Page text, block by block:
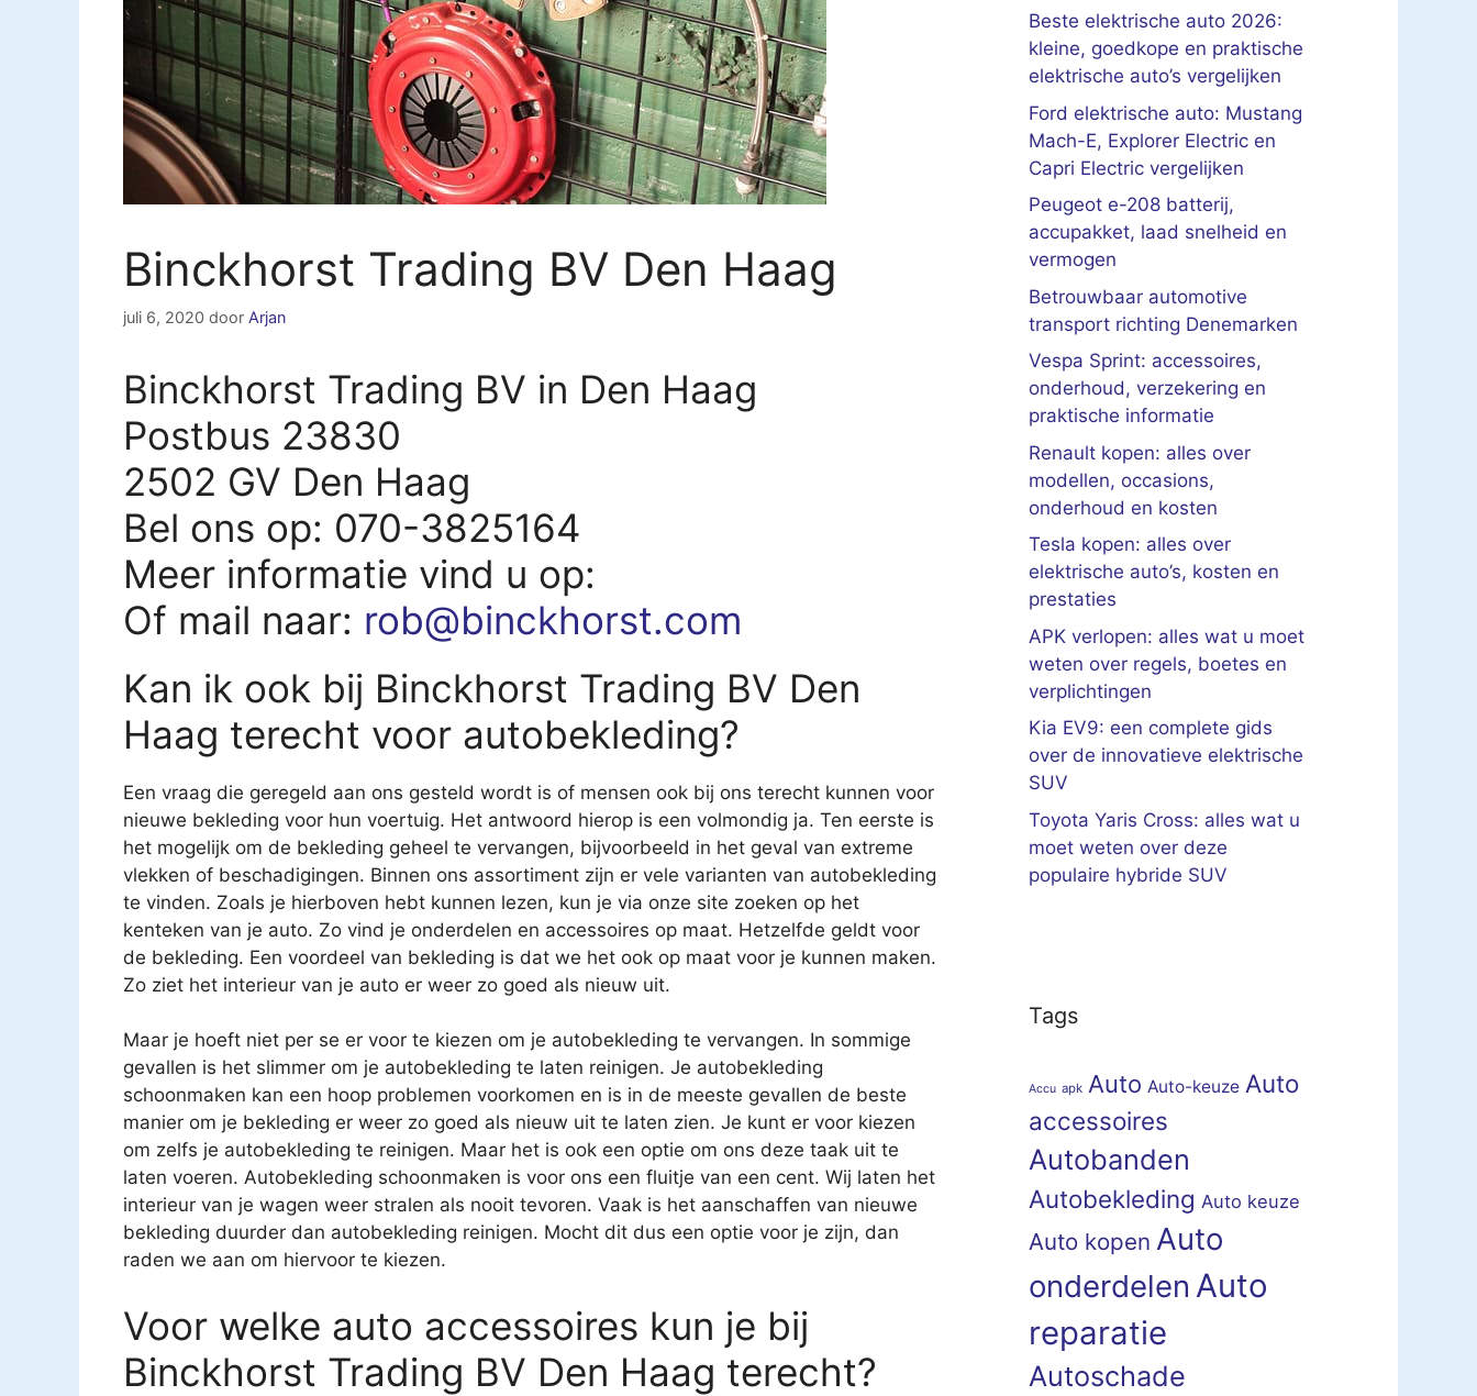
Binckhorst Trading BV Den Haag
juli 6, 2020 door Arjan
Binckhorst Trading BV in Den Haag
Postbus 23830
2502 GV Den Haag
Bel ons op: 070-3825164
Meer informatie vind u op:
Of mail naar: rob@binckhorst.com
Kan ik ook bij Binckhorst Trading BV Den
Haag terecht voor autobekleding?
Een vraag die geregeld aan ons gesteld wordt is of mensen ook bij ons terecht kunnen voor
nieuwe bekleding voor hun voertuig. Het antwoord hierop is een volmondig ja. Ten eerste is
het mogelijk om de bekleding geheel te vervangen, bijvoorbeeld in het geval van extreme
vlekken of beschadigingen. Binnen ons assortiment zijn er vele varianten van autobekleding
te vinden. Zoals je hierboven hebt kunnen lezen, kun je via onze site zoeken op het
kenteken van je auto. Zo vind je onderdelen en accessoires op maat. Hetzelfde geldt voor
de bekleding. Een voordeel van bekleding is dat we het ook op maat voor je kunnen maken.
Zo ziet het interieur van je auto er weer zo goed als nieuw uit.
Maar je hoeft niet per se er voor te kiezen om je autobekleding te vervangen. In sommige
gevallen is het slimmer om je autobekleding te laten reinigen. Je autobekleding
schoonmaken kan een hoop problemen voorkomen en is in de meeste gevallen de beste
manier om je bekleding er weer zo goed als nieuw uit te laten zien. Je kunt er voor kiezen
om zelfs je autobekleding te reinigen. Maar het is ook een optie om ons deze taak uit te
laten voeren. Autobekleding schoonmaken is voor ons een fluitje van een cent. Wij laten het
interieur van je wagen weer stralen als nooit tevoren. Vaak is het aanschaffen van nieuwe
bekleding duurder dan autobekleding reinigen. Mocht dit dus een optie voor je zijn, dan
raden we aan om hiervoor te kiezen.
Voor welke auto accessoires kun je bij
Binckhorst Trading BV Den Haag terecht?
Beste elektrische auto 2026:
kleine, goedkope en praktische
elektrische auto’s vergelijken
Ford elektrische auto: Mustang
Mach-E, Explorer Electric en
Capri Electric vergelijken
Peugeot e-208 batterij,
accupakket, laad snelheid en
vermogen
Betrouwbaar automotive
transport richting Denemarken
Vespa Sprint: accessoires,
onderhoud, verzekering en
praktische informatie
Renault kopen: alles over
modellen, occasions,
onderhoud en kosten
Tesla kopen: alles over
elektrische auto’s, kosten en
prestaties
APK verlopen: alles wat u moet
weten over regels, boetes en
verplichtingen
Kia EV9: een complete gids
over de innovatieve elektrische
SUV
Toyota Yaris Cross: alles wat u
moet weten over deze
populaire hybride SUV
Tags
Accu apk Auto Auto-keuze Auto
accessoires
Autobanden
Autobekleding Auto keuze
Auto kopen Auto
onderdelen Auto
reparatie
Autoschade